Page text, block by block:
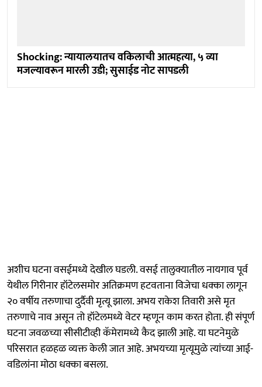
Shocking: न्यायालयातच वकिलाची आत्महत्या, ५ व्या
मजल्यावरून मारली उडी; सुसाईड नोट सापडली
अशीच घटना वसईमध्ये देखील घडली. वसई तालुक्यातील नायगाव पूर्व
येथील गिरीनार हॉटेलसमोर अतिक्रमण हटवताना विजेचा धक्का लागून
२० वर्षीय तरुणाचा दुर्दैवी मृत्यू झाला. अभय राकेश तिवारी असे मृत
तरुणाचे नाव असून तो हॉटेलमध्ये वेटर म्हणून काम करत होता. ही संपूर्ण
घटना जवळच्या सीसीटीव्ही कॅमेरामध्ये कैद झाली आहे. या घटनेमुळे
परिसरात हळहळ व्यक्त केली जात आहे. अभयच्या मृत्यूमुळे त्यांच्या आई-
वडिलांना मोठा धक्का बसला.